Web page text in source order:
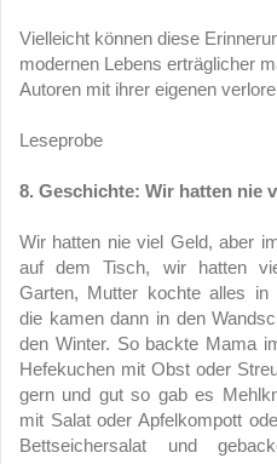
Vielleicht können diese
modernen Lebens erträglicher
Autoren mit ihrer eigenen
Leseprobe
8. Geschichte: Wir hatten nie
Wir hatten nie viel Geld, aber
auf dem Tisch, wir hatten
Garten, Mutter kochte alles in
die kamen dann in den
den Winter. So backte Mama
Hefekuchen mit Obst oder
gern und gut so gab es
mit Salat oder Apfelkompott
Bettseichersalat und